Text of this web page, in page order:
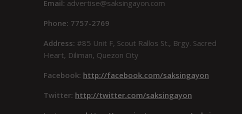
Email: advertise@saksingayon.com
Phone: 7757-2769
Address: #85 Unit F, Scout Rallos St., Brgy. Sacred
Heart, Diliman, Quezon City
Facebook: http://facebook.com/saksingayon
Twitter: http://twitter.com/saksingayon